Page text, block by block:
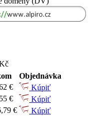
Objednávka
€
Kúpiť
€
Kúpiť
€ Kúpiť